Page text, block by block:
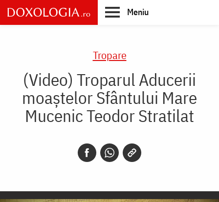
Skip
to
main
Meniu
Tropare
(Video) Troparul Aducerii
moaștelor Sfântului Mare
Mucenic Teodor Stratilat